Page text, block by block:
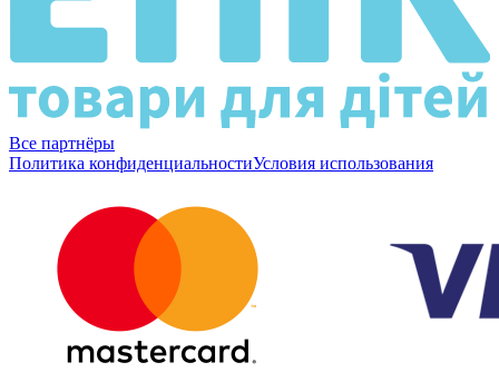
Все партнёры
Политика конфиденциальностиУсловия использования